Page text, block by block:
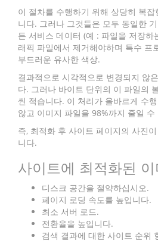
이 절차를 수행하기 위해 상당히 복
니다. 그러나 그것들은 모두 동일한
든 서비스 데이터 (예 : 파일을 저장하
래픽 파일에서 제거해야하며 특수 프
부드러운 유사한 색상.
결과적으로 시각적으로 변경되지 않
다. 그러나 바이트 단위의 이 파일의
씬 적습니다. 이 처리가 올바르게 수
않고 이미지 파일을 98%까지 줄일 수
즉, 최적화 후 사이트 페이지의 사진
니다.
사이트에 최적화된 이
디스크 공간을 절약하십시오.
페이지 로딩 속도를 높입니다.
최소 서버 로드.
전환율을 높입니다.
검색 결과에 대한 사이트 순위